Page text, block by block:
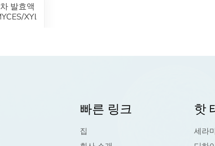
발효액
XYLINUM/BLACK
이
타이드
빠른 링크
집
핫
세라